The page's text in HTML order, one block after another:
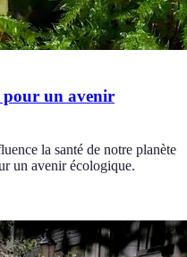
pour un avenir
la santé de notre planète
un avenir écologique.